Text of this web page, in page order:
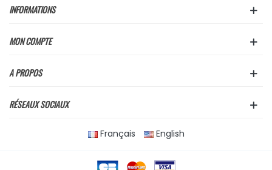
INFORMATIONS
MON COMPTE
A PROPOS
RÉSEAUX SOCIAUX
Français English